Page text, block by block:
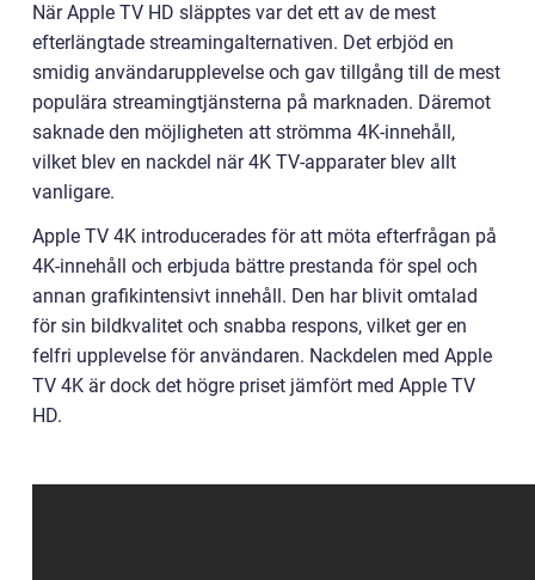
När Apple TV HD släpptes var det ett av de mest
efterlängtade streamingalternativen. Det erbjöd en
smidig användarupplevelse och gav tillgång till de mest
populära streamingtjänsterna på marknaden. Däremot
saknade den möjligheten att strömma 4K-innehåll,
vilket blev en nackdel när 4K TV-apparater blev allt
vanligare.
Apple TV 4K introducerades för att möta efterfrågan på
4K-innehåll och erbjuda bättre prestanda för spel och
annan grafikintensivt innehåll. Den har blivit omtalad
för sin bildkvalitet och snabba respons, vilket ger en
felfri upplevelse för användaren. Nackdelen med Apple
TV 4K är dock det högre priset jämfört med Apple TV
HD.